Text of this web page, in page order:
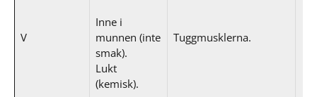
V
Inne i
munnen (inte
smak).
Lukt
(kemisk).
Tuggmusklerna.